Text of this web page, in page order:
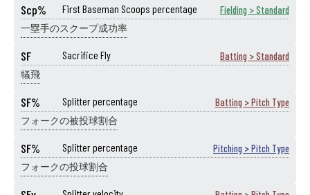
Scp% First Baseman Scoops percentage Fielding > Standard
一塁手のスクープ成功率
SF Sacrifice Fly Batting > Standard
犠飛
SF% Splitter percentage Batting > Pitch Type
フォークの被投球割合
SF% Splitter percentage Pitching > Pitch Type
フォークの投球割合